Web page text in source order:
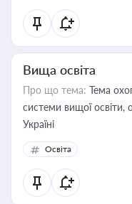
Вища освіта
Про що тема: Тема
системи вищої освіти,
Україні
Освіта